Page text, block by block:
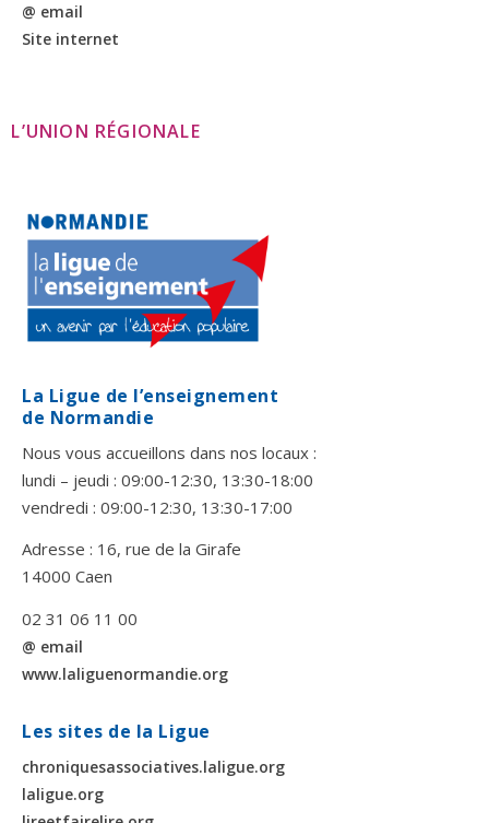
@ email
Site internet
L’UNION RÉGIONALE
La Ligue de l’enseignement
de Normandie
Nous vous accueillons dans nos locaux :
lundi – jeudi : 09:00-12:30, 13:30-18:00
vendredi : 09:00-12:30, 13:30-17:00
Adresse : 16, rue de la Girafe
14000 Caen
02 31 06 11 00
@ email
www.laliguenormandie.org
Les sites de la Ligue
chroniquesassociatives.laligue.org
laligue.org